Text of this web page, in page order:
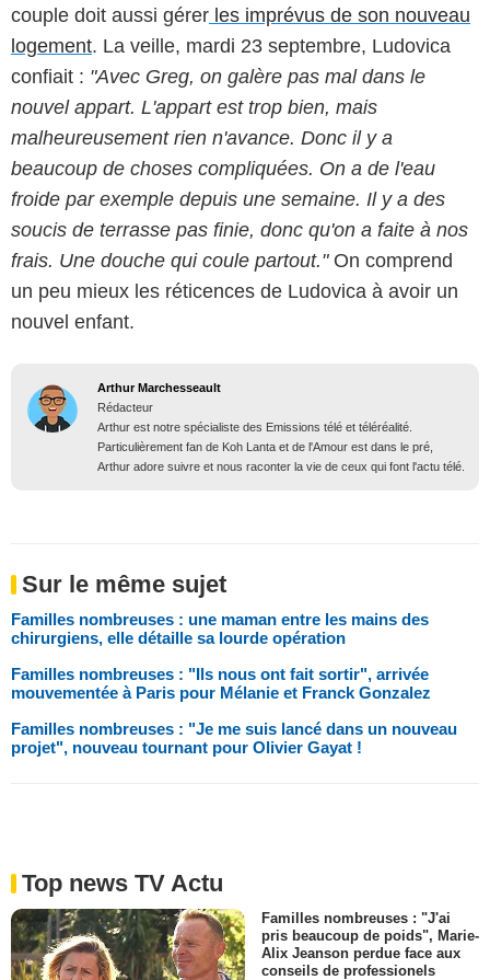
couple doit aussi gérer les imprévus de son nouveau
logement. La veille, mardi 23 septembre, Ludovica
confiait : "Avec Greg, on galère pas mal dans le
nouvel appart. L'appart est trop bien, mais
malheureusement rien n'avance. Donc il y a
beaucoup de choses compliquées. On a de l'eau
froide par exemple depuis une semaine. Il y a des
soucis de terrasse pas finie, donc qu'on a faite à nos
frais. Une douche qui coule partout."On comprend
un peu mieux les réticences de Ludovica à avoir un
nouvel enfant.
Arthur Marchesseault
Rédacteur
Arthur est notre spécialiste des Emissions télé et téléréalité.
Particulièrement fan de Koh Lanta et de l'Amour est dans le pré,
Arthur adore suivre et nous raconter la vie de ceux qui font l'actu télé.
Sur le même sujet
Familles nombreuses : une maman entre les mains des
chirurgiens, elle détaille sa lourde opération
Familles nombreuses : "Ils nous ont fait sortir", arrivée
mouvementée à Paris pour Mélanie et Franck Gonzalez
Familles nombreuses : "Je me suis lancé dans un nouveau
projet", nouveau tournant pour Olivier Gayat !
Top news TV Actu
Familles nombreuses : "J'ai
pris beaucoup de poids", Marie-
Alix Jeanson perdue face aux
conseils de professionels